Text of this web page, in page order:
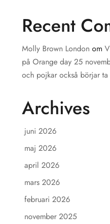
Recent
Molly Brown Londonom
på Orange day 25
och pojkar också börjar ta
Archives
juni 2026
maj 2026
april 2026
mars 2026
februari 2026
november 2025